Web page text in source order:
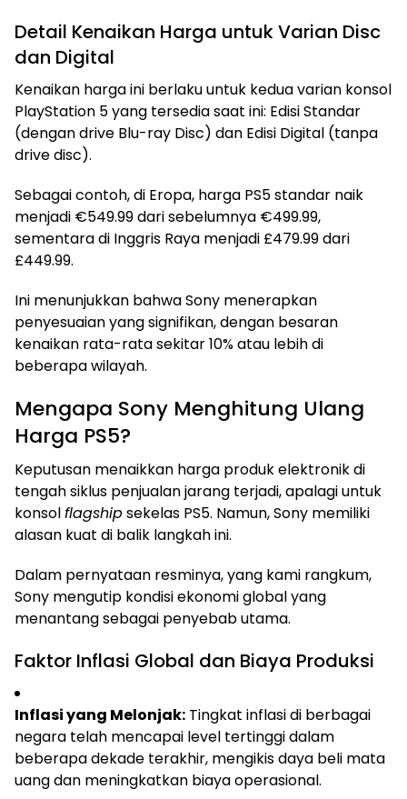
Detail Kenaikan Harga untuk Varian Disc
dan Digital
Kenaikan harga ini berlaku untuk kedua varian konsol
PlayStation 5 yang tersedia saat ini: Edisi Standar
(dengan drive Blu-ray Disc) dan Edisi Digital (tanpa
drive disc).
Sebagai contoh, di Eropa, harga PS5 standar naik
menjadi €549.99 dari sebelumnya €499.99,
sementara di Inggris Raya menjadi £479.99 dari
£449.99.
Ini menunjukkan bahwa Sony menerapkan
penyesuaian yang signifikan, dengan besaran
kenaikan rata-rata sekitar 10% atau lebih di
beberapa wilayah.
Mengapa Sony Menghitung Ulang
Harga PS5?
Keputusan menaikkan harga produk elektronik di
tengah siklus penjualan jarang terjadi, apalagi untuk
konsolflagshipsekelas PS5. Namun, Sony memiliki
alasan kuat di balik langkah ini.
Dalam pernyataan resminya, yang kami rangkum,
Sony mengutip kondisi ekonomi global yang
menantang sebagai penyebab utama.
Faktor Inflasi Global dan Biaya Produksi
Inflasi yang Melonjak: Tingkat inflasi di berbagai
negara telah mencapai level tertinggi dalam
beberapa dekade terakhir, mengikis daya beli mata
uang dan meningkatkan biaya operasional.